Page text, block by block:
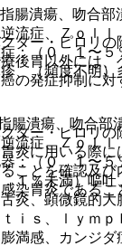
腸潰瘍、吻合部
流症、Ｚｏｌｌ
：（０．１〜５
、（頻度不明）
潰瘍、吻合部
流症、Ｚｏｌｌ
：（０．１〜５
１％未満）嘔吐
炎、顕微鏡的大
ｉｓ、ｌｙｍ
満感、カンジダ
ター・ピロリの
後胃以外には、
の発症抑制に
ター・ピロリの
炎に用いる際に
ことを確認及
染胃炎であるこ